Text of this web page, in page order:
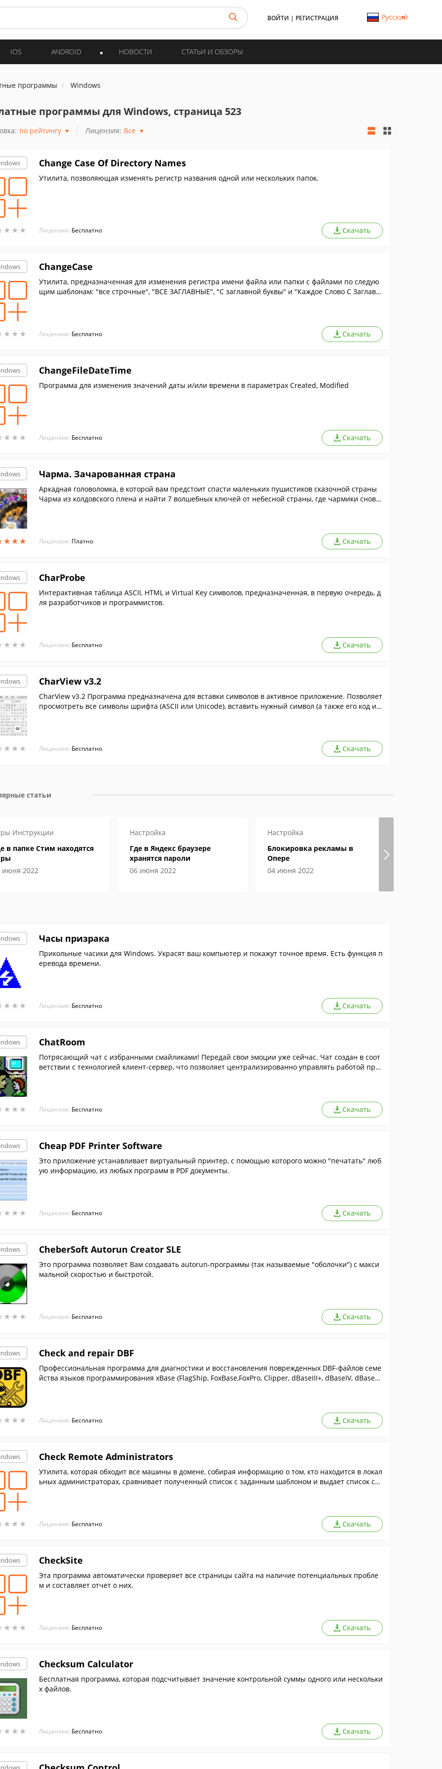
ВОЙТИ | РЕГИСТРАЦИЯ Русский
IOS ANDROID НОВОСТИ СТАТЬИ И ОБЗОРЫ
программы Windows
программы для Windows, страница 523
по рейтингу Лицензия: Все
★ ★ ★
★ ★ ★
Change Case Of Directory Names
Утилита, позволяющая изменять регистр названия одной или нескольких папок.
Лицензия: Бесплатно Скачать
★ ★ ★
★ ★ ★
ChangeCase
Утилита, предназначенная для изменения регистра имени файла или папки с файлами по следую
щим шаблонам: "все строчные", "ВСЕ ЗАГЛАВНЫЕ", "С заглавной буквы" и "Каждое Слово С Заглавн
Лицензия: Бесплатно Скачать
★ ★ ★
★ ★ ★
ChangeFileDateTime
Программа для изменения значений даты и/или времени в параметрах Created, Modified
Лицензия: Бесплатно Скачать
★★★
★★★
Чарма. Зачарованная страна
Аркадная головоломка, в которой вам предстоит спасти маленьких пушистиков сказочной страны
Чарма из колдовского плена и найти 7 волшебных ключей от небесной страны, где чармики снова
Лицензия: Платно Скачать
★ ★ ★
★ ★ ★
CharProbe
Интерактивная таблица ASCII, HTML и Virtual Key символов, предназначенная, в первую очередь, д
ля разработчиков и программистов.
Лицензия: Бесплатно Скачать
★ ★ ★
★ ★ ★
CharView v3.2
CharView v3.2 Программа предназначена для вставки символов в активное приложение. Позволяет
просмотреть все символы шрифта (ASCII или Unicode), вставить нужный символ (а также его код ил
Лицензия: Бесплатно Скачать
статьи
Инструкции
в папке Стим находятся
июня 2022
Настройка
Где в Яндекс браузере
хранятся пароли
06 июня 2022
Настройка
Блокировка рекламы в
Опере
04 июня 2022
★ ★ ★
★ ★ ★
Часы призрака
Прикольные часики для Windows. Украсят ваш компьютер и покажут точное время. Есть функция п
еревода времени.
Лицензия: Бесплатно Скачать
★ ★ ★
★ ★ ★
ChatRoom
Потрясающий чат с избранными смайликами! Передай свои эмоции уже сейчас. Чат создан в соот
ветствии с технологией клиент-сервер, что позволяет централизированно управлять работой прог
Лицензия: Бесплатно Скачать
★ ★ ★
★ ★ ★
Cheap PDF Printer Software
Это приложение устанавливает виртуальный принтер, с помощью которого можно "печатать" люб
ую информацию, из любых программ в PDF документы.
Лицензия: Бесплатно Скачать
★ ★ ★
★ ★ ★
CheberSoft Autorun Creator SLE
Это программа позволяет Вам создавать autorun-программы (так называемые "оболочки") с макси
мальной скоростью и быстротой.
Лицензия: Бесплатно Скачать
★ ★ ★
★ ★ ★
Check and repair DBF
Профессиональная программа для диагностики и восстановления поврежденных DBF-файлов семе
йства языков программирования xBase (FlagShip, FoxBase,FoxPro, Clipper, dBaseIII+, dBaseIV, dBaseV ,
Лицензия: Бесплатно Скачать
★ ★ ★
★ ★ ★
Check Remote Administrators
Утилита, которая обходит все машины в домене, собирая информацию о том, кто находится в локал
ьных администраторах, сравнивает полученный список с заданным шаблоном и выдает список соо
Лицензия: Бесплатно Скачать
★ ★ ★
★ ★ ★
CheckSite
Эта программа автоматически проверяет все страницы сайта на наличие потенциальных пробле
м и составляет отчет о них.
Лицензия: Бесплатно Скачать
★ ★ ★
★ ★ ★
Checksum Calculator
Бесплатная программа, которая подсчитывает значение контрольной суммы одного или нескольки
х файлов.
Лицензия: Бесплатно Скачать